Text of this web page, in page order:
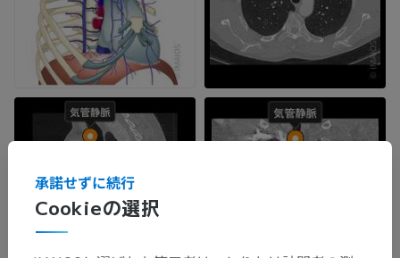
Cookieの選択
承諾せずに続行